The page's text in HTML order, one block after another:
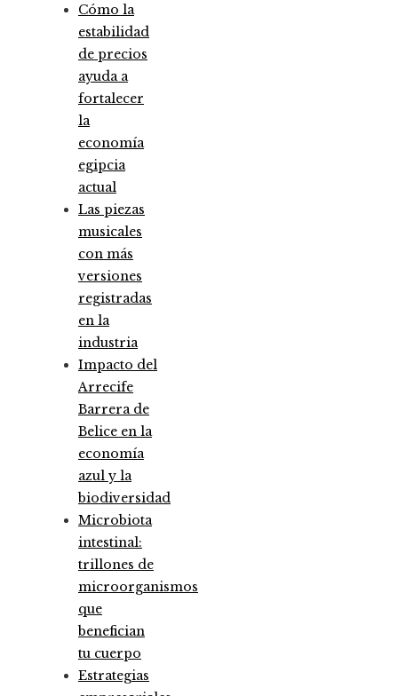
Cómo la
estabilidad
de precios
ayuda a
fortalecer
la
economía
egipcia
actual
Las piezas
musicales
con más
versiones
registradas
en la
industria
Impacto del
Arrecife
Barrera de
Belice en la
economía
azul y la
biodiversidad
Microbiota
intestinal:
trillones de
microorganismos
que
benefician
tu cuerpo
Estrategias